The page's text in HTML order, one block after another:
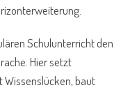
Schulunterricht den
Hier setzt
Wissenslücken, baut